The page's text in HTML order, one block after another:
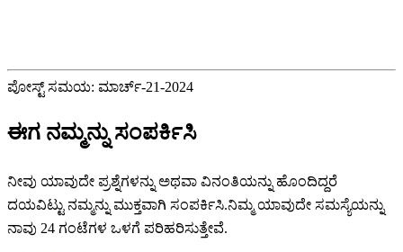
ಪೋಸ್ಟ್ ಸಮಯ: ಮಾರ್ಚ್-21-2024
ಈಗ ನಮ್ಮನ್ನು ಸಂಪರ್ಕಿಸಿ
ನೀವು ಯಾವುದೇ ಪ್ರಶ್ನೆಗಳನ್ನು ಅಥವಾ ವಿನಂತಿಯನ್ನು ಹೊಂದಿದ್ದರೆ
ದಯವಿಟ್ಟು ನಮ್ಮನ್ನು ಮುಕ್ತವಾಗಿ ಸಂಪರ್ಕಿಸಿ.ನಿಮ್ಮ ಯಾವುದೇ ಸಮಸ್ಯೆಯನ್ನು
ನಾವು 24 ಗಂಟೆಗಳ ಒಳಗೆ ಪರಿಹರಿಸುತ್ತೇವೆ.